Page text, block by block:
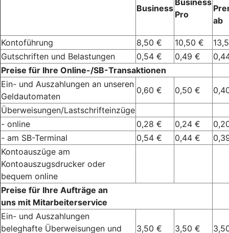
Business
Pro
ab
Kontoführung 8,50 € 10,50 €
Gutschriften und Belastungen
0,54 € 0,49 €
Preise für Ihre Online-/SB-Transaktionen
Ein- und Auszahlungen an unseren
Geldautomaten
0,60 € 0,50 €
Überweisungen/Lastschrifteinzüge
- online
0,28 € 0,24 €
- am SB-Terminal
0,54 € 0,44 €
Kontoauszüge am
Kontoauszugsdrucker oder
bequem online
Preise für Ihre Aufträge an
uns mit Mitarbeiterservice
Ein- und Auszahlungen
beleghafte Überweisungen und
3,50 € 3,50 €